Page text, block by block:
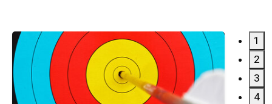
1
2
3
4